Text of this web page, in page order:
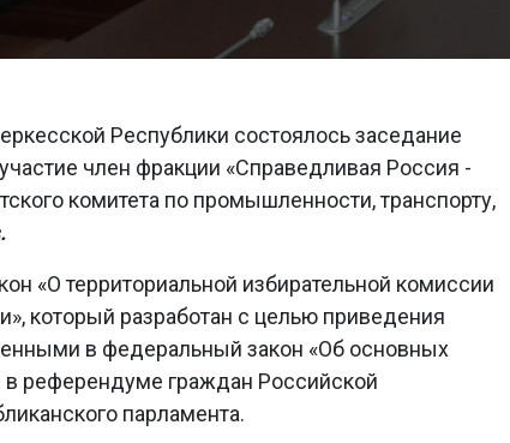
Республики состоялось заседание
член фракции «Справедливая Россия -
комитета по промышленности, транспорту,
«О территориальной избирательной комиссии
который разработан с целью приведения
в федеральный закон «Об основных
в референдуме граждан Российской
парламента.